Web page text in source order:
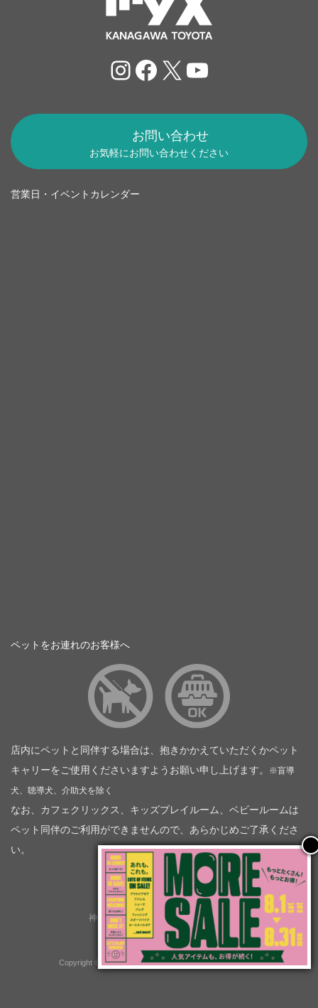
Instagram
Facebook
X YouTube
お問い合わせ
お気軽にお問い合わせください
営業日・イベントカレンダー
ペットをお連れのお客様へ
店内にペットと同伴する場合は、抱きかかえていただくかペット
キャリーをご使用くださいますようお願い申し上げます。
※盲導
犬、聴導犬、介助犬を除く
なお、カフェクリックス、キッズプレイルーム、ベビールームは
ペット同伴のご利用ができませんので、あらかじめご了承くださ
い。
神奈川トヨタ自動車（企業情報）
トヨタモビリティ神奈川
株式会社会社ＫＴグループ
Copyright © GOOD OPEN AIRS myX All Rights Reserved.